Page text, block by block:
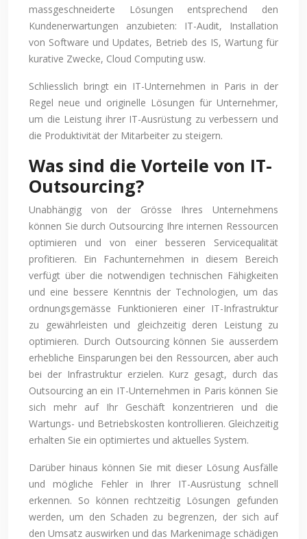
massgeschneiderte Lösungen entsprechend den
Kundenerwartungen anzubieten: IT-Audit, Installation
von Software und Updates, Betrieb des IS, Wartung für
kurative Zwecke, Cloud Computing usw.
Schliesslich bringt ein IT-Unternehmen in Paris in der
Regel neue und originelle Lösungen für Unternehmer,
um die Leistung ihrer IT-Ausrüstung zu verbessern und
die Produktivität der Mitarbeiter zu steigern.
Was sind die Vorteile von IT-
Outsourcing?
Unabhängig von der Grösse Ihres Unternehmens
können Sie durch Outsourcing Ihre internen Ressourcen
optimieren und von einer besseren Servicequalität
profitieren. Ein Fachunternehmen in diesem Bereich
verfügt über die notwendigen technischen Fähigkeiten
und eine bessere Kenntnis der Technologien, um das
ordnungsgemässe Funktionieren einer IT-Infrastruktur
zu gewährleisten und gleichzeitig deren Leistung zu
optimieren. Durch Outsourcing können Sie ausserdem
erhebliche Einsparungen bei den Ressourcen, aber auch
bei der Infrastruktur erzielen. Kurz gesagt, durch das
Outsourcing an ein IT-Unternehmen in Paris können Sie
sich mehr auf Ihr Geschäft konzentrieren und die
Wartungs- und Betriebskosten kontrollieren. Gleichzeitig
erhalten Sie ein optimiertes und aktuelles System.
Darüber hinaus können Sie mit dieser Lösung Ausfälle
und mögliche Fehler in Ihrer IT-Ausrüstung schnell
erkennen. So können rechtzeitig Lösungen gefunden
werden, um den Schaden zu begrenzen, der sich auf
den Umsatz auswirken und das Markenimage schädigen